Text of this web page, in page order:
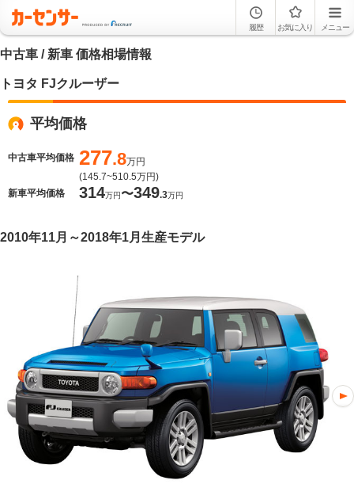
履歴 お気に入り メニュー
中古車 / 新車 価格相場情報
トヨタ FJクルーザー
平均価格
中古車平均価格 277.8万円
(145.7~510.5万円)
新車平均価格
314万円〜349.3万円
2010年11月～2018年1月生産モデル